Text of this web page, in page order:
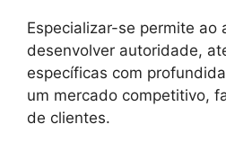
Especializar-se permite ao
desenvolver autoridade,
específicas com
um mercado competitivo,
de clientes.